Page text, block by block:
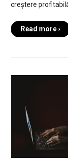
creștere
Read more ›